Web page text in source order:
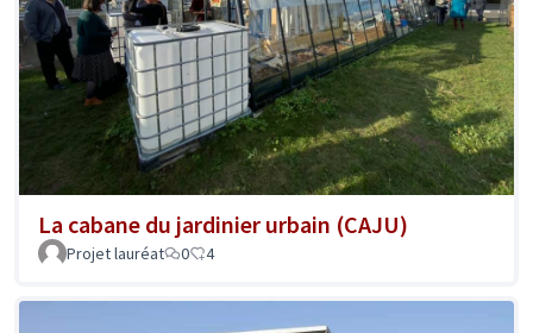
La cabane du jardinier urbain (CAJU)
Projet lauréat 0 4